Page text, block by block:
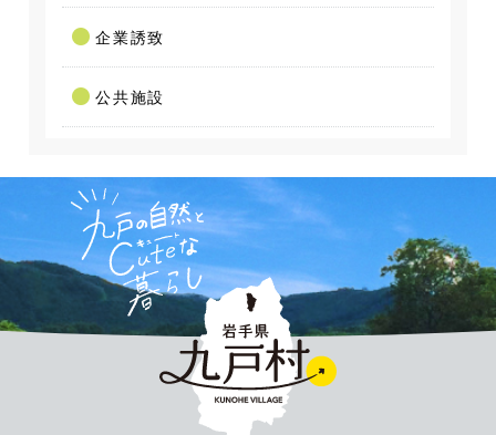
企業誘致
公共施設